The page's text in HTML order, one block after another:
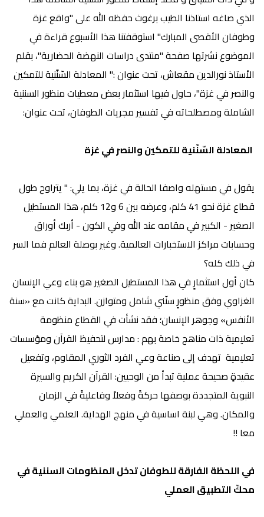
الذي صاغه استاذنا الطيب برغوث حفظه الله على "واقع غزة
وطوفان الأقصى المبارك" استوقفتنا هذا الأسبوع قراءة في
الموضوع نشرتها صفحة "منتدى دراسات النهضة الحضارية"، بقلم
الأستاذ نورالدين مقعاش، تحت عنوان :" المعادلة السّنّنية للتمكين
والنصر في غزة"، حاول فيها استثمار بعض معطيات منظور السننية
الشاملة ومصطلحاته في تفسير مجريات الطوفان، تحت عنوان:
المعادلة السّنّنية للتمكين والنصر في غزة
يقول في مستهله واصفا الحالة في غزة، بما يلي: " يتراوح طول
قطاع غزة نحو 41 كلم، وعرضه بين 6 و12 كلم، هذا المستطيل
الصغير - الكبير في مقامه عند الله وفي الكون - أربك أوراق
وحسابات مراكز الاستخبارات العالمية. وغير بوصلة العالم فما السر
في ذلك كله؟
كان أول استثمارٍ في هذا المستطيل الصغير هو بناء وعي الإنسان
الغزاوي وفق منظورٍ سنّني شامل ومتوازن. البداية كانت مع «سنة
الأنفس» وجوهر الإنسان؛ فقد نشأت في القطاع منظومة
تعليمية ذات مناهج خاصة بهم : مدارس لتحفيظ القرآن ومؤسسات
تعليمية تهدف إلى صناعة وعي الفرد الثوري المقاوم، وتفعيل
عقيدةٍ صحيحة عملية تبدأ من الوحيين: القرآن الكريم والسيرة
النبوية المتجددة بوصفها حركةً وفعلاً وفاعليةً في الزمان
والمكان. وهي لبنة اساسية في منهج الهداية. العلمي والعملي
معا !!
في اللحظة الفارقة للطوفان تدخل المنظومات السننية في
محكّ التطبيق العملي